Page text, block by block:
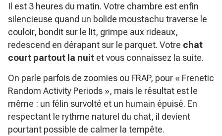
Il est 3 heures du matin. Votre chambre est enfin
silencieuse quand un bolide moustachu traverse le
couloir, bondit sur le lit, grimpe aux rideaux,
redescend en dérapant sur le parquet. Votre chat
court partout la nuit et vous connaissez la suite.
On parle parfois de zoomies ou FRAP, pour « Frenetic
Random Activity Periods », mais le résultat est le
même : un félin survolté et un humain épuisé. En
respectant le rythme naturel du chat, il devient
pourtant possible de calmer la tempête.